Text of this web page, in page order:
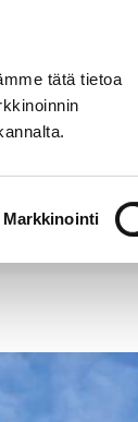
tätä tietoa
Markkinointi